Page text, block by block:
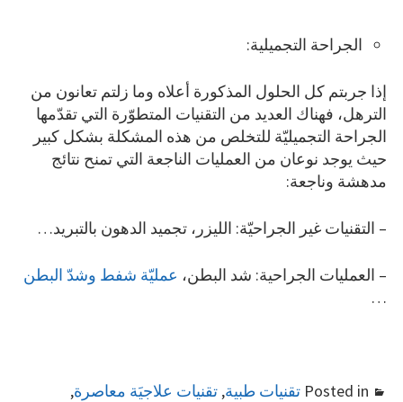
الجراحة التجميلية:
إذا جربتم كل الحلول المذكورة أعلاه وما زلتم تعانون من
الترهل، فهناك العديد من التقنيات المتطوّرة التي تقدّمها
الجراحة التجميليّة للتخلص من هذه المشكلة بشكل كبير
حيث يوجد نوعان من العمليات الناجعة التي تمنح نتائج
مدهشة وناجعة:
– التقنيات غير الجراحيّة: الليزر، تجميد الدهون بالتبريد…
– العمليات الجراحية: شد البطن، عمليّة شفط وشدّ البطن
…
Posted in تقنيات طبية, تقنيات علاجيَة معاصرة,